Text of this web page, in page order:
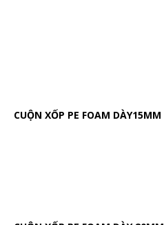
CUỘN XỐP PE FOAM DÀY15MM